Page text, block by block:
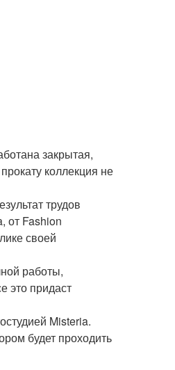
закрытая,
коллекция не
трудов
от Fashion
своей
работы,
это придаст
Misteria.
будет проходить